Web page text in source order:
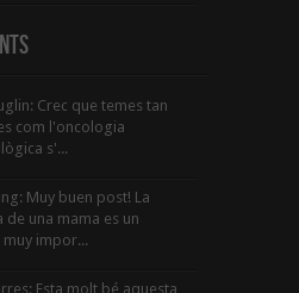
Crec que temes tan
com l'oncologia
s'...
Muy buen post! La
de una mama es un
muy impor...
Esta molt bé aquesta